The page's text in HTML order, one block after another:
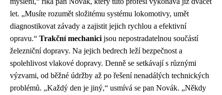
let. „Musíte rozumět složitému systému lokomotivy, umět
diagnostikovat závady a zajistit jejich rychlou a efektivní
opravu.“ Trakční mechanici jsou nepostradatelnou součástí
železniční dopravy. Na jejich bedrech leží bezpečnost a
spolehlivost vlakové dopravy. Denně se setkávají s různými
výzvami, od běžné údržby až po řešení nenadálých technických
problémů. „Každý den je jiný,“ usmívá se pan Novák. „Někdy